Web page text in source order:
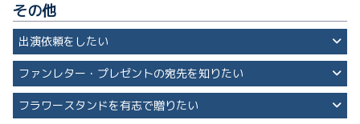
その他
出演依頼をしたい
ファンレター・プレゼントの宛先を知りたい
フラワースタンドを有志で贈りたい